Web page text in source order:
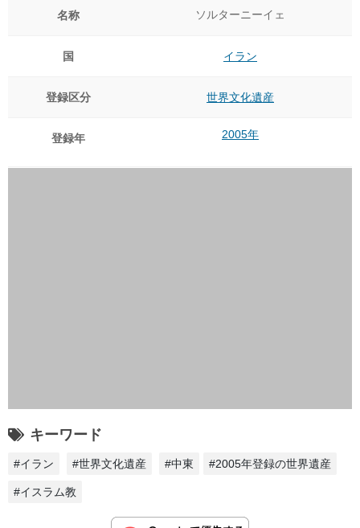
名称 ソルターニーイェ
国 イラン
登録区分 世界文化遺産
登録年 2005年
キーワード
#イラン #世界文化遺産 #中東 #2005年登録の世界遺産
#イスラム教